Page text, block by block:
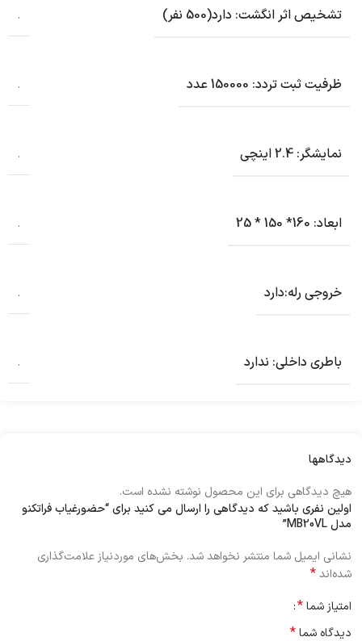
تشخیص اثر انگشت: دارد(500 نفر) .
ظرفیت ثبت تردد: 150000 عدد .
نمایشگر: 2.4 اینچی .
ابعاد: 160* 150 * 25 .
خروجی رله:دارد .
باطری داخلی: ندارد .
دیدگاهها
هیچ دیدگاهی برای این محصول نوشته نشده است.
اولین نفری باشید که دیدگاهی را ارسال می کنید برای “حضورغیاب فراتکنو
مدل MB20VL”
نشانی ایمیل شما منتشر نخواهد شد. بخش‌های موردنیاز علامت‌گذاری
شده‌اند*
امتیاز شما*
دیدگاه شما*